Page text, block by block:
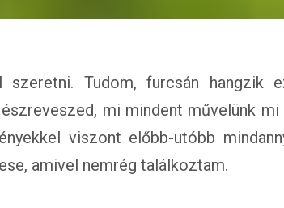
szeretni. Tudom, furcsán hangzik
észreveszed, mi mindent művelünk
viszont előbb-utóbb
amivel nemrég találkoztam.